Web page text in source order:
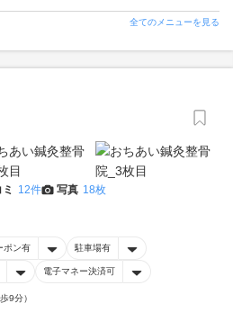
全てのメニューを見る
12件 写真 18枚
ポン有 駐車場有
電子マネー決済可
9分）